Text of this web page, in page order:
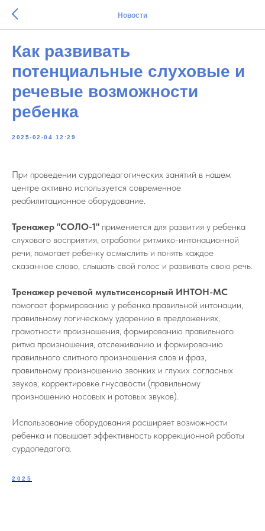
Новости
Как развивать
потенциальные слуховые и
речевые возможности
ребенка
2025-02-04 12:29
При проведении сурдопедагогических занятий в нашем
центре активно используется современное
реабилитационное оборудование.
Тренажер "СОЛО-1" применяется для развития у ребенка
слухового восприятия, отработки ритмико-интонационной
речи, помогает ребенку осмыслить и понять каждое
сказанное слово, слышать свой голос и развивать свою речь.
Тренажер речевой мультисенсорный ИНТОН-МС
помогает формированию у ребенка правильной интонации,
правильному логическому ударению в предложениях,
грамотности произношения, формированию правильного
ритма произношения, отслеживанию и формированию
правильного слитного произношения слов и фраз,
правильному произношению звонких и глухих согласных
звуков, корректировке гнусавости (правильному
произношению носовых и ротовых звуков).
Использование оборудования расширяет возможности
ребенка и повышает эффективность коррекционной работы
сурдопедагога.
2025